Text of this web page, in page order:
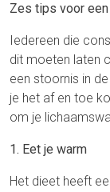
Zes tips voor
Iedereen die
dit moeten laten
een stoornis in
je het af en toe
om je
1. Eet je warm
Het dieet heeft